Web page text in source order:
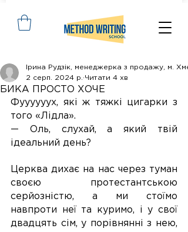
БИКА ПРОСТО ХОЧЕ
Ірина Рудзік, менеджерка з продажу, м.
2 серп. 2024 р. Читати 4 хв
Фуууууух, які ж тяжкі цигарки з
того «Лідла».
— Оль, слухай, а який твій
ідеальний день?
Церква дихає на нас через туман
своєю протестантською
серйозністю, а ми стоїмо
навпроти неї та куримо, і у свої
двадцять сім, у порівнянні з нею,